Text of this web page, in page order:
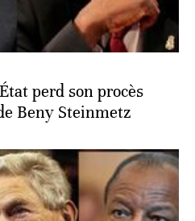
perd son procès
Beny Steinmetz